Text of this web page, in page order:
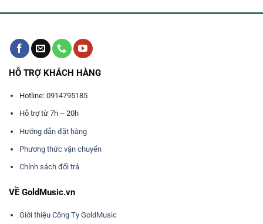
HỖ TRỢ KHÁCH HÀNG
Hotline: 0914795185
Hỗ trợ từ 7h -- 20h
Hướng dẫn đặt hàng
Phương thức vận chuyển
Chính sách đổi trả
VỀ GoldMusic.vn
Giới thiệu Công Ty GoldMusic